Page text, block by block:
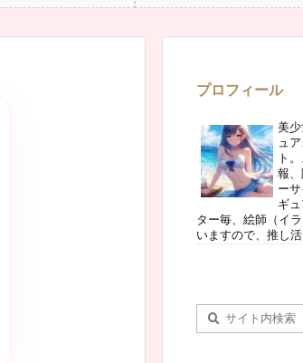
プロフィール
美
ュ
ト
報
ー
ギ
ター毎、絵師（イ
いますので、推し